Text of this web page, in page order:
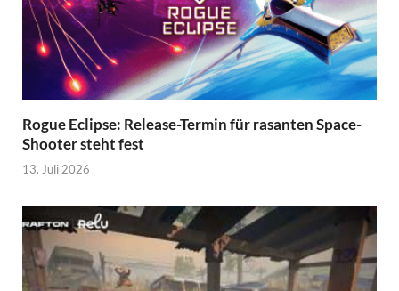
Rogue Eclipse: Release-Termin für rasanten Space-
Shooter steht fest
13. Juli 2026